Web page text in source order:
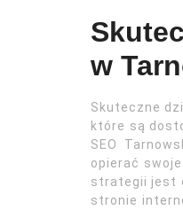
w
Skuteczne
które są
SEO
opierać
strategii jest
stronie